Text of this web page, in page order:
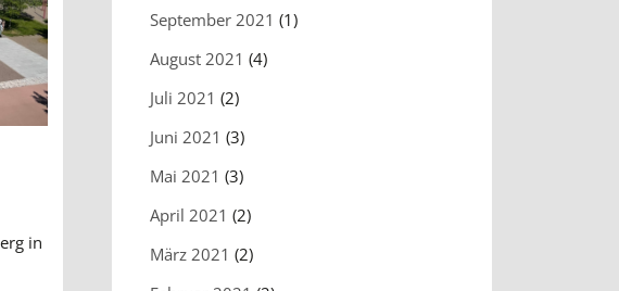
in
September 2021 (1)
August 2021 (4)
Juli 2021 (2)
Juni 2021 (3)
Mai 2021 (3)
April 2021 (2)
März 2021 (2)